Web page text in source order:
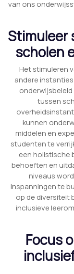
van ons
Stimuleer
scholen
Het stimuleren
andere
onderwijsbeleid
tussen
kunnen
middelen en
studenten te
een holistische
behoeften en
niveaus
inspanningen te
op de diversiteit
inclusieve
Focus